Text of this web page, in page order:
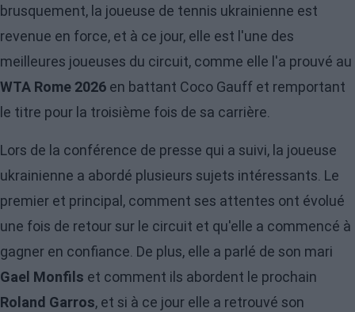
brusquement, la joueuse de tennis ukrainienne est
revenue en force, et à ce jour, elle est l'une des
meilleures joueuses du circuit, comme elle l'a prouvé au
WTA Rome 2026 en battant Coco Gauff et remportant
le titre pour la troisième fois de sa carrière.
Lors de la conférence de presse qui a suivi, la joueuse
ukrainienne a abordé plusieurs sujets intéressants. Le
premier et principal, comment ses attentes ont évolué
une fois de retour sur le circuit et qu'elle a commencé à
gagner en confiance. De plus, elle a parlé de son mari
Gael Monfils et comment ils abordent le prochain
Roland Garros, et si à ce jour elle a retrouvé son